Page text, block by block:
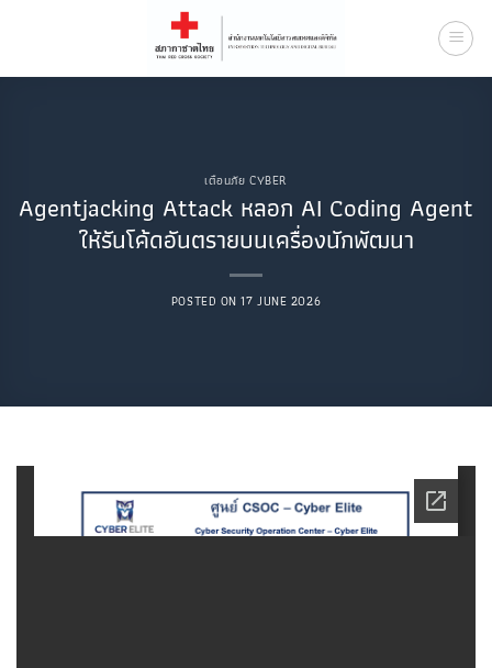
เตือนภัย CYBER
Agentjacking Attack หลอก AI Coding Agent
ให้รันโค้ดอันตรายบนเครื่องนักพัฒนา
POSTED ON17 JUNE 2026